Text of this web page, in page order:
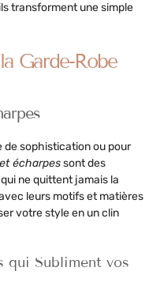
transforment une simple
Garde-Robe
de sophistication ou pour
écharpessont des
ne quittent jamais la
leurs motifs et matières
votre style en un clin
Subliment vos